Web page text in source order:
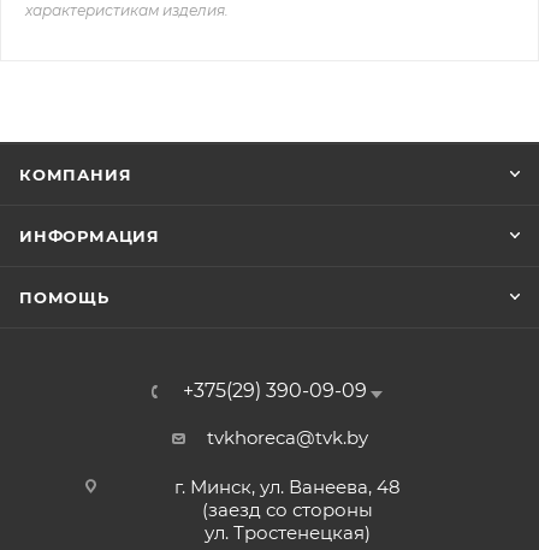
характеристикам изделия.
КОМПАНИЯ
ИНФОРМАЦИЯ
ПОМОЩЬ
+375(29) 390-09-09
tvkhoreca@tvk.by
г. Минск, ул. Ванеева, 48
(заезд со стороны
ул. Тростенецкая)